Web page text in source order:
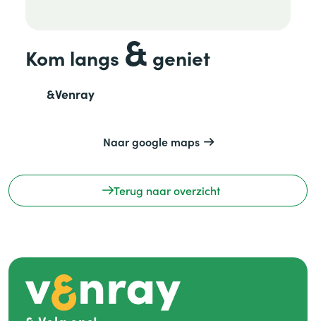
Kom langs & geniet
&Venray
Naar google maps
Terug naar overzicht